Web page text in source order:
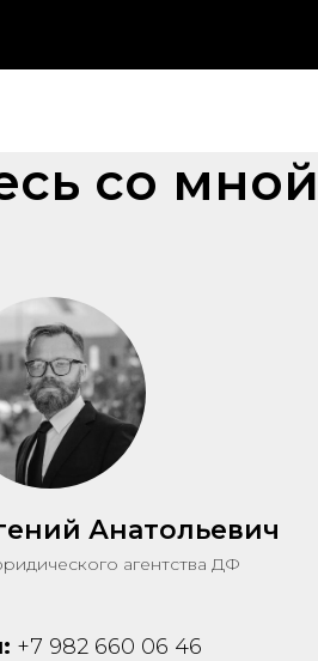
со мной
Анатольевич
агентства ДФ
+7 982 660 06 46